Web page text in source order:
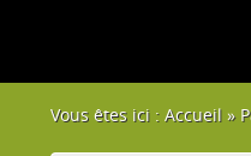
Vous êtes ici : Accueil »